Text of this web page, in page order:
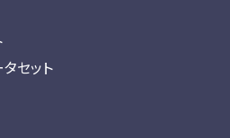
セット